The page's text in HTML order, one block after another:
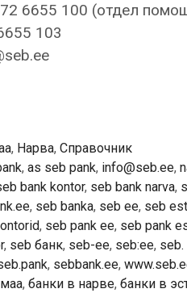
6655 100 (отдел
103
, Нарва,Справочник
,as seb pank, info@seb.ee,
bank kontor, seb bank narva,
, seb banka, seb ee, seb
, seb pank ee, seb pank
, seb банк, seb-ee, seb:ee, seb.
, sebbank.ee,
, банки в нарве, банки в